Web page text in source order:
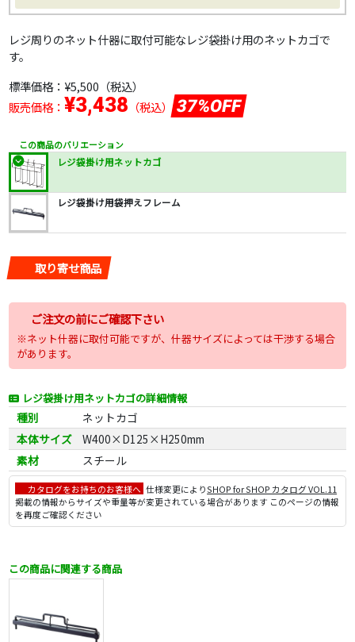
レジ周りのネット什器に取付可能なレジ袋掛け用のネットカゴで
す。
標準価格： ¥5,500 （税込）
販売価格： ¥3,438 （税込） 37%OFF
この商品のバリエーション
レジ袋掛け用ネットカゴ
レジ袋掛け用袋押えフレーム
取り寄せ商品
ご注文の前にご確認下さい
※ネット什器に取付可能ですが、什器サイズによっては干渉する場合
があります。
レジ袋掛け用ネットカゴの詳細情報
種別
ネットカゴ
本体サイズ
W400×D125×H250mm
素材
スチール
カタログをお持ちのお客様へ 仕様変更によりSHOP for SHOP カタログ VOL.11
掲載の情報からサイズや重量等が変更されている場合があります このページの情報
を再度ご確認ください
この商品に関連する商品